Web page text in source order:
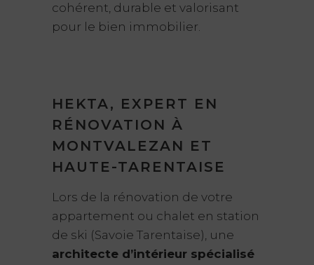
cohérent, durable et valorisant
pour le bien immobilier.
HEKTA, EXPERT EN
RÉNOVATION À
MONTVALEZAN ET
HAUTE-TARENTAISE
Lors de la rénovation de votre
appartement ou chalet en station
de ski (Savoie Tarentaise), une
architecte d’intérieur spécialisé